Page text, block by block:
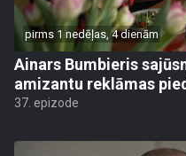
pirms 1 nedēļas, 4 dienām
Ainars Bumbieris
amizantu reklāmas
37. epizode